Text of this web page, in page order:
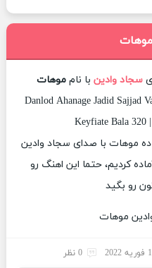
سجاد وادین با نام موهات
Danlod Ahanage Jadid Sajjad
Keyfiate Bala 320
موهات با صدای سجاد وادین
کردیم، حتما این اهنگ رو
رو بگید
0 نظر